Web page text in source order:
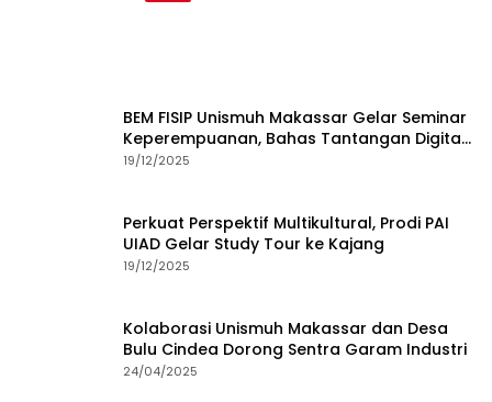
BEM FISIP Unismuh Makassar Gelar Seminar
Keperempuanan, Bahas Tantangan Digital
dan Budaya Lokal
19/12/2025
Perkuat Perspektif Multikultural, Prodi PAI
UIAD Gelar Study Tour ke Kajang
19/12/2025
Kolaborasi Unismuh Makassar dan Desa
Bulu Cindea Dorong Sentra Garam Industri
24/04/2025